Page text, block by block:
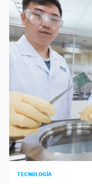
TECNOLOGÍA